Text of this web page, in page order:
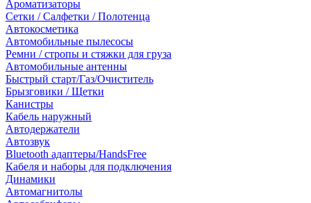
Ароматизаторы
Сетки / Салфетки / Полотенца
Автокосметика
Автомобильные пылесосы
Ремни / стропы и стяжки для груза
Автомобильные антенны
Быстрый старт/Газ/Очиститель
Брызговики / Щетки
Канистры
Кабель наружный
Автодержатели
Автозвук
Bluetooth адаптеры/HandsFree
Кабеля и наборы для подключения
Динамики
Автомагнитолы